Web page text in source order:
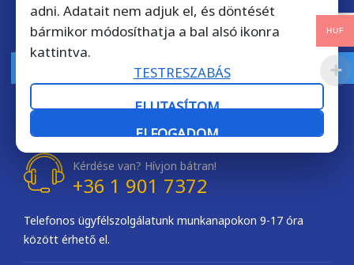
FELIRATKOZOM
Kérdése van? Hívjon bátran!
+36 1 901 7372
Telefonos ügyfélszolgálatunk munkanapokon 9-17 óra
között érhető el.
HUF
adni. Adatait nem adjuk el, és döntését
bármikor módosíthatja a bal alsó ikonra
kattintva.
TESTRESZABÁS
ELUTASÍTOM
ELFOGADOM